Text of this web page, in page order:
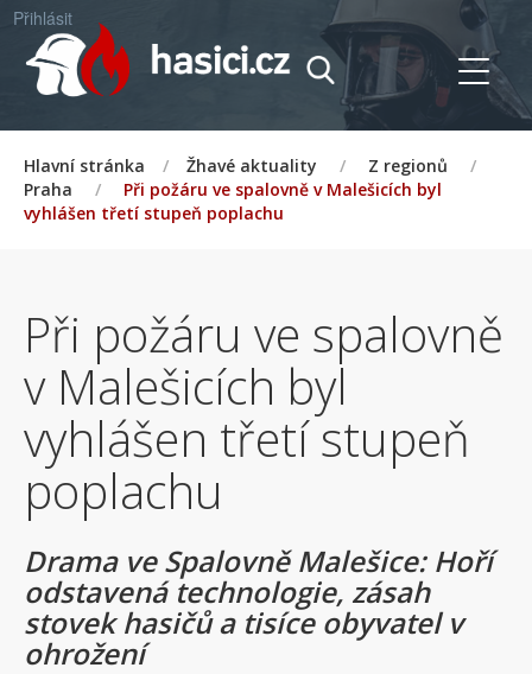
Přihlásit
Hlavní stránka / Žhavé aktuality / Z regionů
/
Praha
/
Při požáru ve spalovně v Malešicích byl
vyhlášen třetí stupeň poplachu
Při požáru ve spalovně
v Malešicích byl
vyhlášen třetí stupeň
poplachu
Drama ve Spalovně Malešice: Hoří
odstavená technologie, zásah
stovek hasičů a tisíce obyvatel v
ohrožení